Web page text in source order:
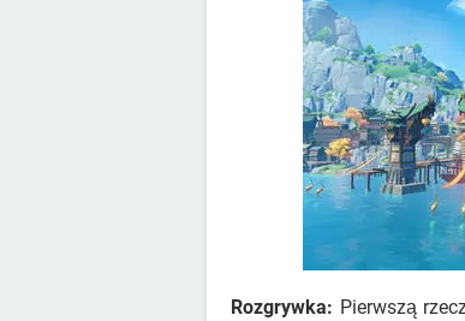
Rozgrywka: Pierwszą